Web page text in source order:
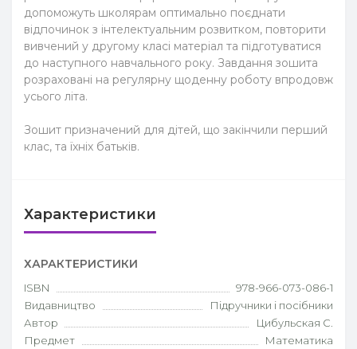
допоможуть школярам оптимально поєднати
відпочинок з інтелектуальним розвитком, повторити
вивчений у другому класі матеріал та підготуватися
до наступного навчального року. Завдання зошита
розраховані на регулярну щоденну роботу впродовж
усього літа.
Зошит призначений для дітей, що закінчили перший
клас, та їхніх батьків.
Характеристики
ХАРАКТЕРИСТИКИ
ISBN
978-966-073-086-1
Видавництво
Підручники і посібники
Автор
Цибульская С.
Предмет
Математика